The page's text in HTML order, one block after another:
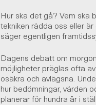
Hur ska det gå? Vem ska
tekniken rädda oss eller
säger egentligen
Dagens debatt om
möjligheter präglas ofta
osäkra och avlägsna.
hur bedömningar, värden
planerar för hundra år i